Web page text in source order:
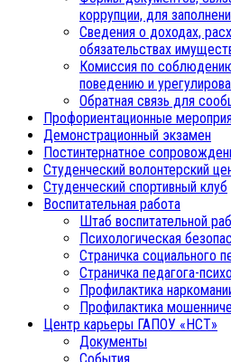
коррупции, для
Сведения о доходах,
обязательствах
Комиссия по
поведению и
Обратная связь для
Профориентационные
Демонстрационный экзамен
Постинтернатное
Студенческий волонтерский
Студенческий спортивный клуб
Воспитательная работа
Штаб воспитательной
Психологическая
Страничка социального
Страничка педагога-
Профилактика
Профилактика
Центр карьеры ГАПОУ «НСТ»
Документы
События